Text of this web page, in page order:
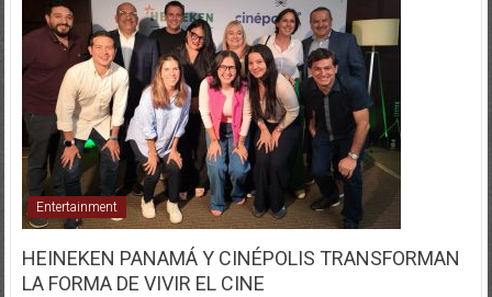
Entertainment
HEINEKEN PANAMÁ Y CINÉPOLIS TRANSFORMAN
LA FORMA DE VIVIR EL CINE